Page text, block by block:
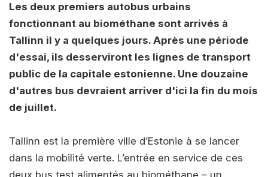
Les deux premiers autobus urbains
fonctionnant au biométhane sont arrivés à
Tallinn il y a quelques jours. Après une période
d'essai, ils desserviront les lignes de transport
public de la capitale estonienne. Une douzaine
d'autres bus devraient arriver d'ici la fin du mois
de juillet.
Tallinn est la première ville d’Estonie à se lancer
dans la mobilité verte. L’entrée en service de ces